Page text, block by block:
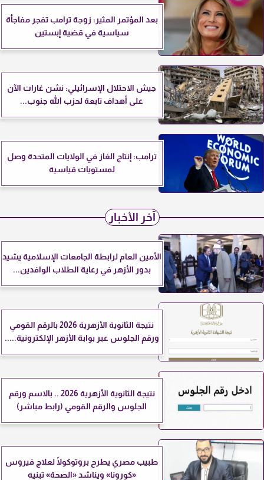
بعد المؤتمر المثير: زوجة ترامب تفجر مفاجأة
سياسية في قضية إبستين
جيش الاحتلال الإسرائيلي: نشن غارات الآن
على أهداف تابعة لحزب الله جنوب...
ترامب: إنتاج الغاز في الولايات المتحدة وصل
لمستويات قياسية
آخر الأخبار
الأمين العام لرابطة الجامعات الإسلامية يشيد
بدور الأزهر في رعاية الطلاب الوافدين...
نتيجة الثانوية الأزهرية 2026 بالرقم القومي
ورقم الجلوس عبر بوابة الأزهر الإلكترونية.....
نتيجة الثانوية الأزهرية 2026 .. بالاسم ورقم
الجلوس والرقم القومي (رابط مباشر)
طبيب مصري يطرح بروتوكولًا لعلاج فيروس
«كورونا» ويناشد «الصحة» تبنيه